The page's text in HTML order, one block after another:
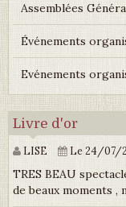
Assemblées
Événements
Evénements
Livre d'or
LISE Le 24/07/
TRES BEAU
de beaux moments ,